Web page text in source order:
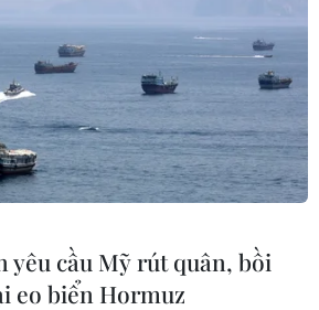
an toàn cho học sinh
trực tiếp
khử khuẩn trường lớp, hướng dẫn
dịch COVID-19, thông điệp 5K…
Trà Vinh còn xây dựng các
trong mọi tình huống.
yêu cầu Mỹ rút quân, bồi
eo biển Hormuz